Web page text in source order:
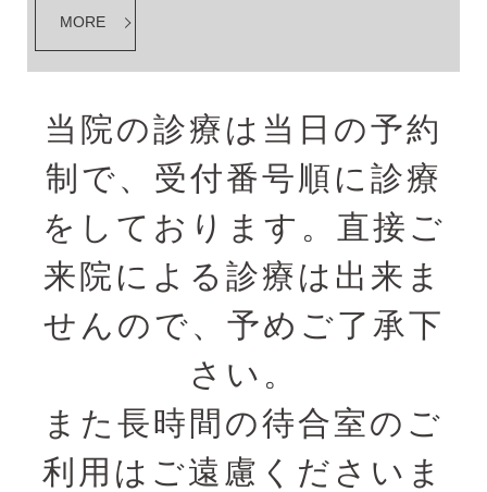
MORE
当院の診療は当日の予約
制で、受付番号順に診療
をしております。直接ご
来院による診療は出来ま
せんので、予めご了承下
さい。
また長時間の待合室のご
利用はご遠慮くださいま